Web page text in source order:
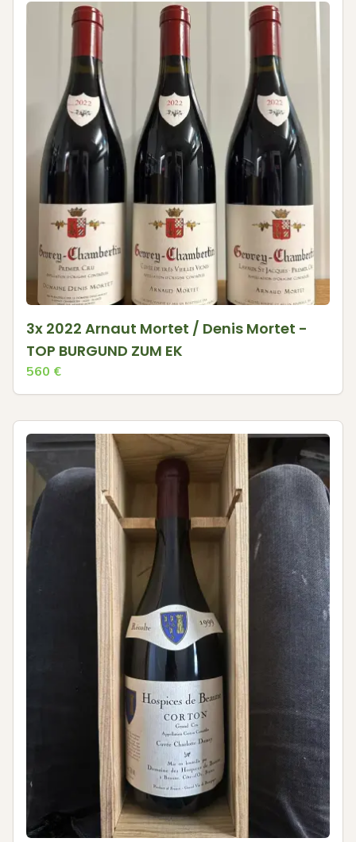
3x 2022 Arnaut Mortet / Denis Mortet -
TOP BURGUND ZUM EK
560 €